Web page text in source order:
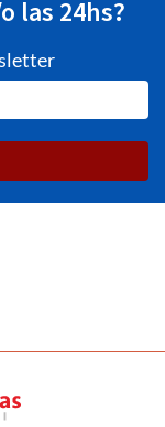
las 24hs?